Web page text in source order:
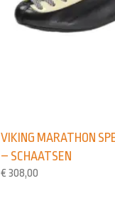
VIKING MARATHON
– SCHAATSEN
€ 308,00